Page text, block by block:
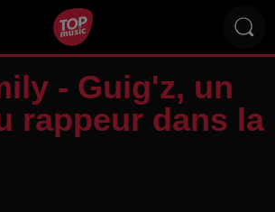
- Guig'z, un
rappeur dans la